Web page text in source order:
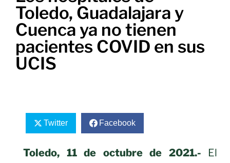
Toledo, Guadalajara y
Cuenca ya no tienen
pacientes COVID en sus
UCIS
Twitter Facebook
Toledo, 11 de octubre de 2021.- El